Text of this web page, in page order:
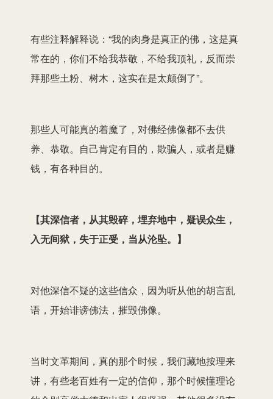
有些注释解释说：“我的肉身是真正的佛，这是真
常在的，你们不给我恭敬，不给我顶礼，反而崇
拜那些土粉、树木，这实在是太颠倒了”。
那些人可能真的着魔了，对佛经佛像都不去供
养、恭敬。自己肯定有目的，欺骗人，或者是赚
钱，有各种目的。
【其深信者，从其毁碎，埋弃地中，疑误众生，
入无间狱，失于正受，当从沦坠。 】
对他深信不疑的这些信众，因为听从他的胡言乱
语，开始诽谤佛法，摧毁佛像。
当时文革期间，真的那个时候，我们藏地按理来
讲，有些老百姓有一定的信仰，那个时候懂理论